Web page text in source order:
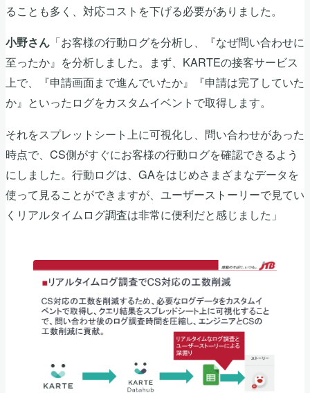
ることも多く、対応コストを下げる必要がありました。
小野さん 「お客様の行動ログを分析し、『なぜ問い合わせに
至ったか』を分析しました。まず、KARTEの接客サービス
上で、『申請画面まで進んでいたか』『申請は完了していた
か』といったログをカスタムイベントで取得します。
それをスプレットシート上に可視化し、問い合わせがあった
時点で、CS側がすぐにお客様の行動ログを確認できるよう
にしました。行動ログは、GAをはじめさまざまなデータを
使って見ることができますが、ユーザーストーリーで見てい
くリアルタイムログ調査は非常に便利だと感じました」